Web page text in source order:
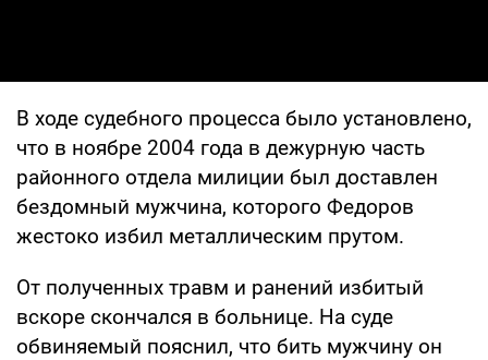
В ходе судебного процесса было установлено,
что в ноябре 2004 года в дежурную часть
районного отдела милиции был доставлен
бездомный мужчина, которого Федоров
жестоко избил металлическим прутом.
От полученных травм и ранений избитый
вскоре скончался в больнице. На суде
обвиняемый пояснил, что бить мужчину он